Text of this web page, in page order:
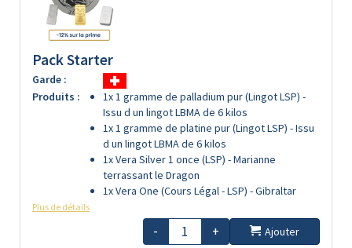
Pack Starter
Garde :
Produits :
1x 1 gramme de palladium pur (Lingot LSP) -
Issu d un lingot LBMA de 6 kilos
1x 1 gramme de platine pur (Lingot LSP) - Issu
d un lingot LBMA de 6 kilos
1x Vera Silver 1 once (LSP) - Marianne
terrassant le Dragon
1x Vera One (Cours Légal - LSP) - Gibraltar
Plus de détails
- +
Ajouter